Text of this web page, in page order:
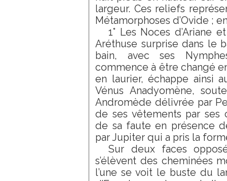
largeur. Ces reliefs
Métamorphoses d’Ovide ;
1° Les Noces d’Ariane
Aréthuse surprise dans le
bain, avec ses
commence à être changé
en laurier, échappe ainsi
Vénus Anadyomène,
Andromède délivrée par
de ses vêtements par ses
de sa faute en présence
par Jupiter qui a pris la
Sur deux faces
s’élèvent des cheminées
l’une se voit le buste du